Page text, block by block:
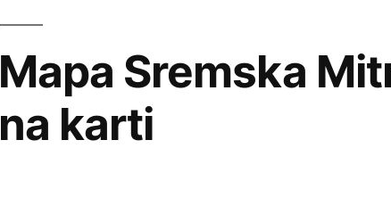
Mapa Sremska
na karti